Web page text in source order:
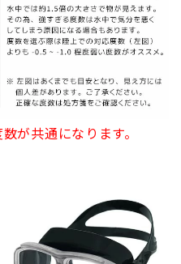
が共通になります。